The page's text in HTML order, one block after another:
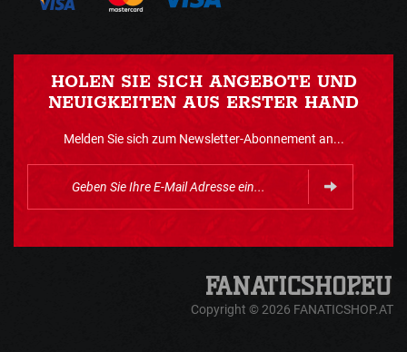
HOLEN SIE SICH ANGEBOTE UND
NEUIGKEITEN AUS ERSTER HAND
Melden Sie sich zum Newsletter-Abonnement an...
Copyright © 2026 FANATICSHOP.AT